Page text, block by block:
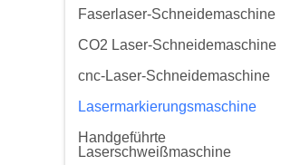
Faserlaser-Schneidemaschine
CO2 Laser-Schneidemaschine
cnc-Laser-Schneidemaschine
Lasermarkierungsmaschine
Handgeführte
Laserschweißmaschine